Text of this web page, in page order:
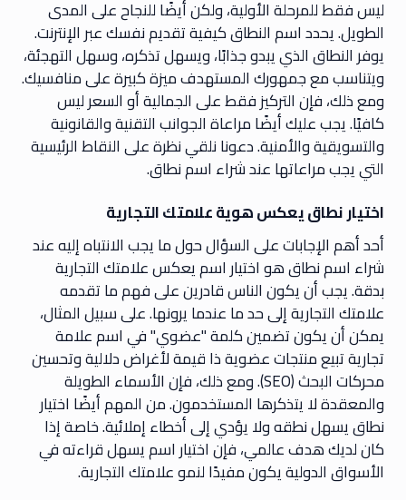
ليس فقط للمرحلة الأولية، ولكن أيضًا للنجاح على المدى
الطويل. يحدد اسم النطاق كيفية تقديم نفسك عبر الإنترنت.
يوفر النطاق الذي يبدو جذابًا، ويسهل تذكره، وسهل التهجئة،
ويتناسب مع جمهورك المستهدف ميزة كبيرة على منافسيك.
ومع ذلك، فإن التركيز فقط على الجمالية أو السعر ليس
كافيًا. يجب عليك أيضًا مراعاة الجوانب التقنية والقانونية
والتسويقية والأمنية. دعونا نلقي نظرة على النقاط الرئيسية
التي يجب مراعاتها عند شراء اسم نطاق.
اختيار نطاق يعكس هوية علامتك التجارية
أحد أهم الإجابات على السؤال حول ما يجب الانتباه إليه عند
شراء اسم نطاق هو اختيار اسم يعكس علامتك التجارية
بدقة. يجب أن يكون الناس قادرين على فهم ما تقدمه
علامتك التجارية إلى حد ما عندما يرونها. على سبيل المثال،
يمكن أن يكون تضمين كلمة "عضوي" في اسم علامة
تجارية تبيع منتجات عضوية ذا قيمة لأغراض دلالية وتحسين
محركات البحث (SEO). ومع ذلك، فإن الأسماء الطويلة
والمعقدة لا يتذكرها المستخدمون. من المهم أيضًا اختيار
نطاق يسهل نطقه ولا يؤدي إلى أخطاء إملائية. خاصة إذا
كان لديك هدف عالمي، فإن اختيار اسم يسهل قراءته في
الأسواق الدولية يكون مفيدًا لنمو علامتك التجارية.